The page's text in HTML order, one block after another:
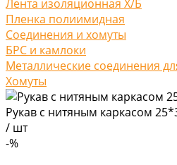
Лента изоляционная Х/Б
Пленка полиимидная
Соединения и хомуты
БРС и камлоки
Металлические соединения
Хомуты
Рукав с нитяным каркасом
/ шт
-%